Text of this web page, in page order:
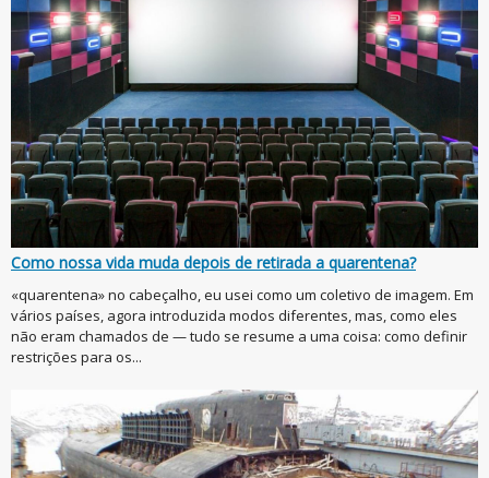
Como nossa vida muda depois de retirada a quarentena?
«quarentena» no cabeçalho, eu usei como um coletivo de imagem. Em
vários países, agora introduzida modos diferentes, mas, como eles
não eram chamados de — tudo se resume a uma coisa: como definir
restrições para os...